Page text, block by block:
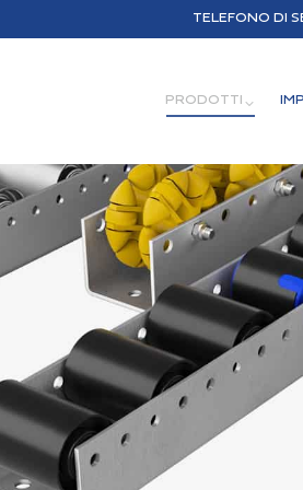
TELEFONO DI
PRODOTTI